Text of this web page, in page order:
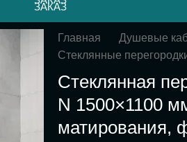
ЗАКАЗ
Главная Душевые
Стеклянные
Стеклянная
N 1500×1100
матирования,